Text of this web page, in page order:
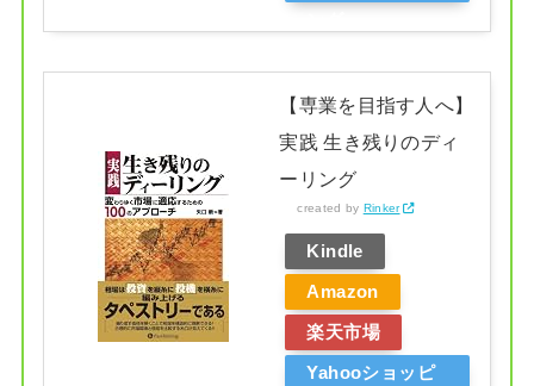
【専業を目指す人へ】
実践 生き残りのディ
ーリング
created by Rinker
Kindle
Amazon
楽天市場
Yahooショッピ